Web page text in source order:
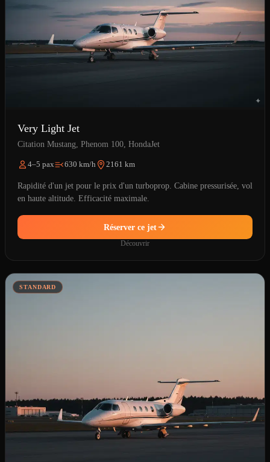
Very Light Jet
Citation Mustang, Phenom 100, HondaJet
4–5 pax 630 km/h 2161 km
Rapidité d'un jet pour le prix d'un turboprop. Cabine pressurisée, vol
en haute altitude. Efficacité maximale.
Réserver ce jet
Découvrir
STANDARD